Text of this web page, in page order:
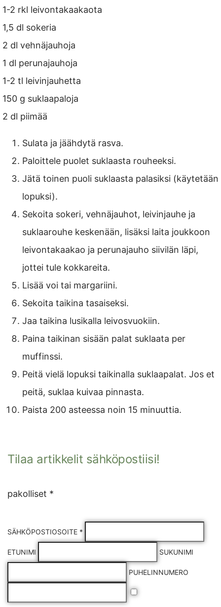
1-2 rkl leivontakaakaota
1,5 dl sokeria
2 dl vehnäjauhoja
1 dl perunajauhoja
1-2 tl leivinjauhetta
150 g suklaapaloja
2 dl piimää
Sulata ja jäähdytä rasva.
Paloittele puolet suklaasta rouheeksi.
Jätä toinen puoli suklaasta palasiksi (käytetään
lopuksi).
Sekoita sokeri, vehnäjauhot, leivinjauhe ja
suklaarouhe keskenään, lisäksi laita joukkoon
leivontakaakao ja perunajauho siivilän läpi,
jottei tule kokkareita.
Lisää voi tai margariini.
Sekoita taikina tasaiseksi.
Jaa taikina lusikalla leivosvuokiin.
Paina taikinan sisään palat suklaata per
muffinssi.
Peitä vielä lopuksi taikinalla suklaapalat. Jos et
peitä, suklaa kuivaa pinnasta.
Paista 200 asteessa noin 15 minuuttia.
Tilaa artikkelit sähköpostiisi!
pakolliset *
SÄHKÖPOSTIOSOITE *
ETUNIMI SUKUNIMI
PUHELINNUMERO